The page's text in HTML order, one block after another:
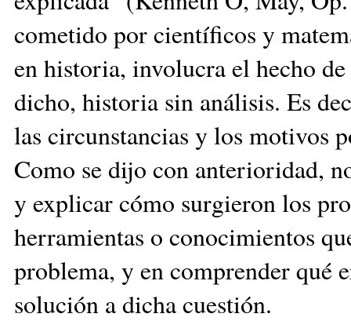
cometido por científicos y
en historia, involucra el hecho
dicho, historia sin análisis. Es
las circunstancias y los motivos
Como se dijo con anterioridad,
y explicar cómo surgieron los
herramientas o conocimientos
problema, y en comprender qué
solución a dicha cuestión.